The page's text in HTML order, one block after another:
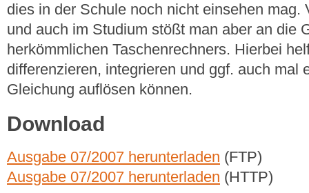
dies in der Schule noch nicht einsehen mag.
und auch im Studium stößt man aber an die
herkömmlichen Taschenrechners. Hierbei
differenzieren, integrieren und ggf. auch mal
Gleichung auflösen können.
Download
Ausgabe 07/2007 herunterladen (FTP)
Ausgabe 07/2007 herunterladen (HTTP)